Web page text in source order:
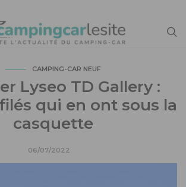
CAMPING-CAR NEUF
Lyseo TD Gallery :
qui en ont sous la
casquette
06/07/2022